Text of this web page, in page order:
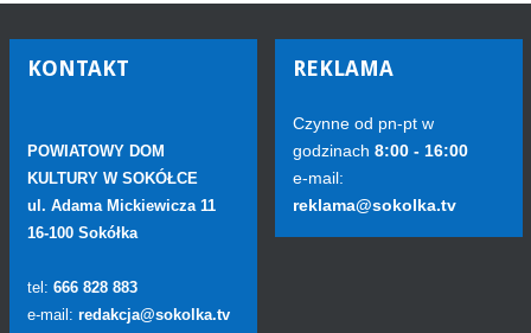
KONTAKT
POWIATOWY DOM
KULTURY W SOKÓŁCE
ul. Adama Mickiewicza 11
16-100 Sokółka
tel: 666 828 883
e-mail: redakcja@sokolka.tv
REKLAMA
Czynne od pn-pt w
godzinach 8:00 - 16:00
e-mail:
reklama@sokolka.tv